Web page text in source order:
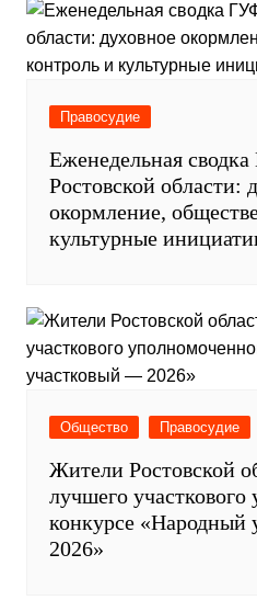
Правосудие
Еженедельная
Ростовской области:
окормление,
культурные
Общество Правосудие
Жители Ростовской
лучшего
конкурсе «Народный
2026»